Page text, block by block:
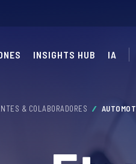
INSIGHTS HUB IA
& COLABORADORES